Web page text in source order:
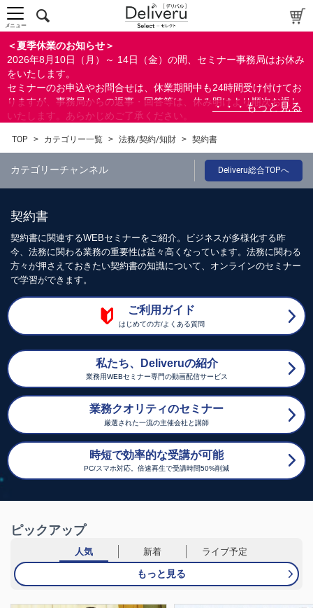
＜夏季休業のお知らせ＞
2026年8月10日（月）～ 14日（金）の間、セミナー事務局はお休み
をいたします。
セミナーのお申込やお問合せは、休業期間中も24時間受け付けてお
りますが、事務局からの返事・回答等は、休み明けより順次お返し
いたします。あらかじめご了承ください。
ができます。
メニュー
TOP > カテゴリー一覧 > 法務/契約/知財 > 契約書
カテゴリーチャンネル Deliveru総合TOPへ
契約書
契約書に関連するWEBセミナーをご紹介。ビジネスが多様化する昨
今、法務に関わる業務の重要性は益々高くなっています。法務に関わる
方々が押さえておきたい契約書の知識について、オンラインのセミナー
で学習ができます。
ご利用ガイド
はじめての方/よくある質問
私たち、Deliveruの紹介
業務用WEBセミナー専門の動画配信サービス
業務クオリティのセミナー
厳選された一流の主催会社と講師
時短で効率的な受講が可能
PC/スマホ対応。倍速再生で受講時間50%削減
ピックアップ
人気 新着 ライブ予定
もっと見る